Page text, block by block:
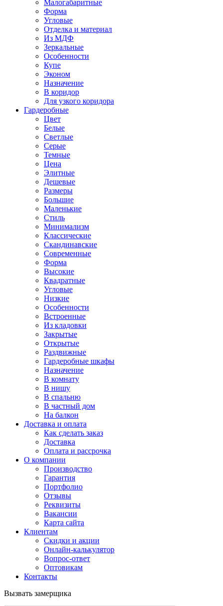
Малогабаритные
Форма
Угловые
Отделка и материал
Из МДФ
Зеркальные
Особенности
Купе
Эконом
Назначение
В коридор
Для узкого коридора
Гардеробные
Цвет
Белые
Светлые
Серые
Темные
Цена
Элитные
Дешевые
Размеры
Большие
Маленькие
Стиль
Минимализм
Классические
Скандинавские
Современные
Форма
Высокие
Квадратные
Угловые
Низкие
Особенности
Встроенные
Из кладовки
Закрытые
Открытые
Раздвижные
Гардеробные шкафы
Назначение
В комнату
В нишу
В спальню
В частный дом
На балкон
Доставка и оплата
Как сделать заказ
Доставка
Оплата и рассрочка
О компании
Производство
Гарантия
Портфолио
Отзывы
Реквизиты
Вакансии
Карта сайта
Клиентам
Скидки и акции
Онлайн-калькулятор
Вопрос-ответ
Оптовикам
Контакты
Вызвать замерщика